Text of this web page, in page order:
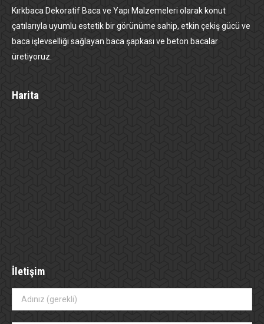
Kırkbaca Dekoratif Baca ve Yapı Malzemeleri olarak konut
çatılarıyla uyumlu estetik bir görünüme sahip, etkin çekiş gücü ve
baca işlevselliği sağlayan baca şapkası ve beton bacalar
üretiyoruz.
Harita
İletişim